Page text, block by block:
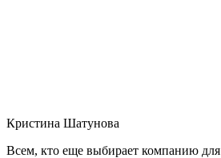
Кристина Шатунова
Всем, кто еще выбирает компанию для